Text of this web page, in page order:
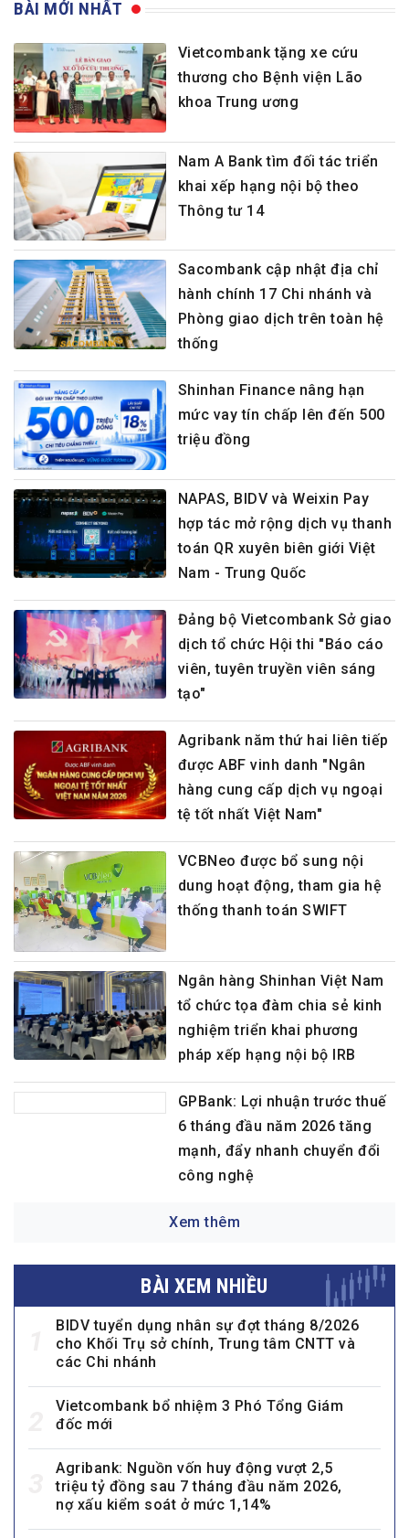
BÀI MỚI NHẤT
Vietcombank tặng xe cứu
thương cho Bệnh viện Lão
khoa Trung ương
Nam A Bank tìm đối tác triển
khai xếp hạng nội bộ theo
Thông tư 14
Sacombank cập nhật địa chỉ
hành chính 17 Chi nhánh và
Phòng giao dịch trên toàn hệ
thống
Shinhan Finance nâng hạn
mức vay tín chấp lên đến 500
triệu đồng
NAPAS, BIDV và Weixin Pay
hợp tác mở rộng dịch vụ thanh
toán QR xuyên biên giới Việt
Nam - Trung Quốc
Đảng bộ Vietcombank Sở giao
dịch tổ chức Hội thi "Báo cáo
viên, tuyên truyền viên sáng
tạo"
Agribank năm thứ hai liên tiếp
được ABF vinh danh "Ngân
hàng cung cấp dịch vụ ngoại
tệ tốt nhất Việt Nam"
VCBNeo được bổ sung nội
dung hoạt động, tham gia hệ
thống thanh toán SWIFT
Ngân hàng Shinhan Việt Nam
tổ chức tọa đàm chia sẻ kinh
nghiệm triển khai phương
pháp xếp hạng nội bộ IRB
GPBank: Lợi nhuận trước thuế
6 tháng đầu năm 2026 tăng
mạnh, đẩy nhanh chuyển đổi
công nghệ
Xem thêm
BÀI XEM NHIỀU
BIDV tuyển dụng nhân sự đợt tháng 8/2026
cho Khối Trụ sở chính, Trung tâm CNTT và
các Chi nhánh
Vietcombank bổ nhiệm 3 Phó Tổng Giám
đốc mới
Agribank: Nguồn vốn huy động vượt 2,5
triệu tỷ đồng sau 7 tháng đầu năm 2026,
nợ xấu kiểm soát ở mức 1,14%